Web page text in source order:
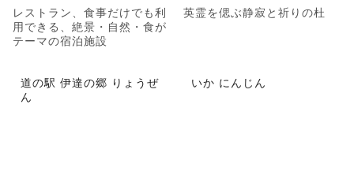
レストラン、食事だけでも利
用できる、絶景・自然・食が
テーマの宿泊施設
英霊を偲ぶ静寂と祈りの杜
道の駅 伊達の郷 りょうぜ
ん
いか にんじん